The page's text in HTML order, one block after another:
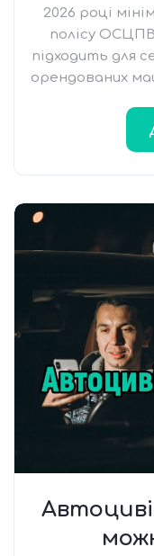
2026 році
полісу
підходить для
орендованих